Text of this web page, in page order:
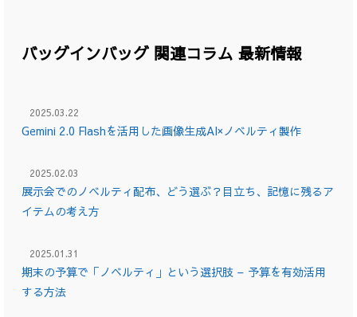
バッグインバッグ 関連コラム 最新情報
2025.03.22
Gemini 2.0 Flashを活用した画像生成AI×ノベルティ製作
2025.02.03
展示会でのノベルティ配布、どう選ぶ？目立ち、記憶に残るア
イテムの考え方
2025.01.31
期末の予算で「ノベルティ」という選択肢 – 予算を有効活用
する方法